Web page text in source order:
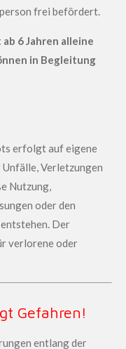
frei befördert.
6 Jahren alleine
in Begleitung
erfolgt auf eigene
Verletzungen
Nutzung,
oder den
Der
verlorene oder
Gefahren!
entlang der